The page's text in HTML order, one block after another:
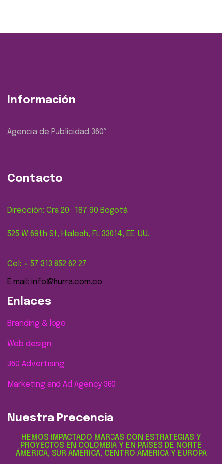
Información
Agencia de Publicidad 360°
Contacto
Dirección: Cra 20 · 187 90 Bogotá
525 W 69th St, Hialeah, FL 33014, EE. UU.
Cel: + 57 313 852 62 27
E mail: info@hurra.com.co
Enlaces
Branding & logo
Web design
360 Advertising
Marketing and Ad Agency 360
Nuestra Precencia
HEMOS IMPACTADO MARCAS CON ESTRATEGIAS Y
PROYECTOS EN COLOMBIA Y EN PAISES DE NORTE
ÁMERICA, SUR ÁMERICA, CENTRO ÁMERICA Y EUROPA